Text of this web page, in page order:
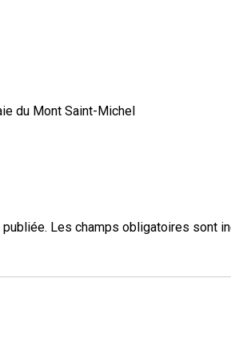
du Mont Saint-Michel
Les champs obligatoires sont